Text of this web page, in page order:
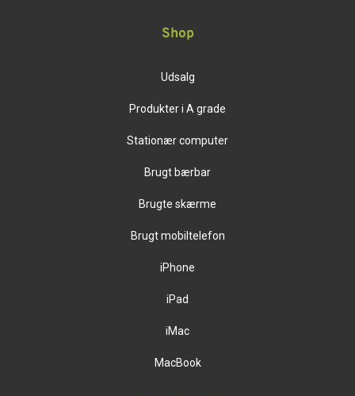
Shop
Udsalg
Produkter i A grade
Stationær computer
Brugt bærbar
Brugte skærme
Brugt mobiltelefon
iPhone
iPad
iMac
MacBook